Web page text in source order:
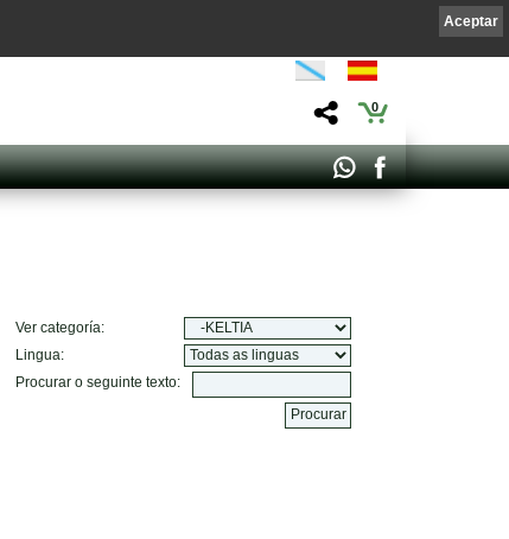
0
Ver categoría:
Lingua:
Procurar o seguinte texto:
Aceptar